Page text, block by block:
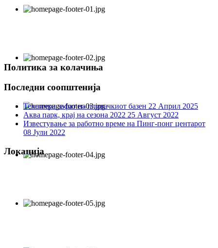
Политика за колачиња
Последни соопштенија
Технички зафат на пливачкиот базен 22 Април 2025
Аква парк, крај на сезона 2022 25 Август 2022
Известување за работно време на Пинг-понг центарот
08 Јули 2022
Локација